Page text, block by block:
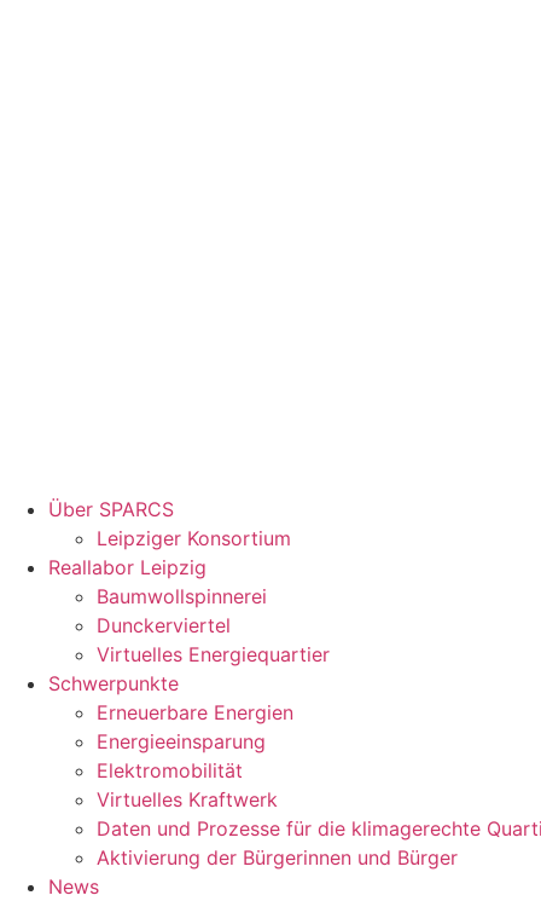
Über SPARCS
Leipziger Konsortium
Reallabor Leipzig
Baumwollspinnerei
Dunckerviertel
Virtuelles Energiequartier
Schwerpunkte
Erneuerbare Energien
Energieeinsparung
Elektromobilität
Virtuelles Kraftwerk
Daten und Prozesse für die klimagerechte
Aktivierung der Bürgerinnen und Bürger
News